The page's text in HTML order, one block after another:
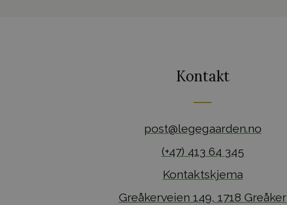
Kontakt
post@legegaarden.no
(+47) 413 64 345
Kontaktskjema
Greåkerveien 149, 1718 Greåker